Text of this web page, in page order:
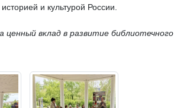
и культурой России.
ценный вклад в развитие библиотечного